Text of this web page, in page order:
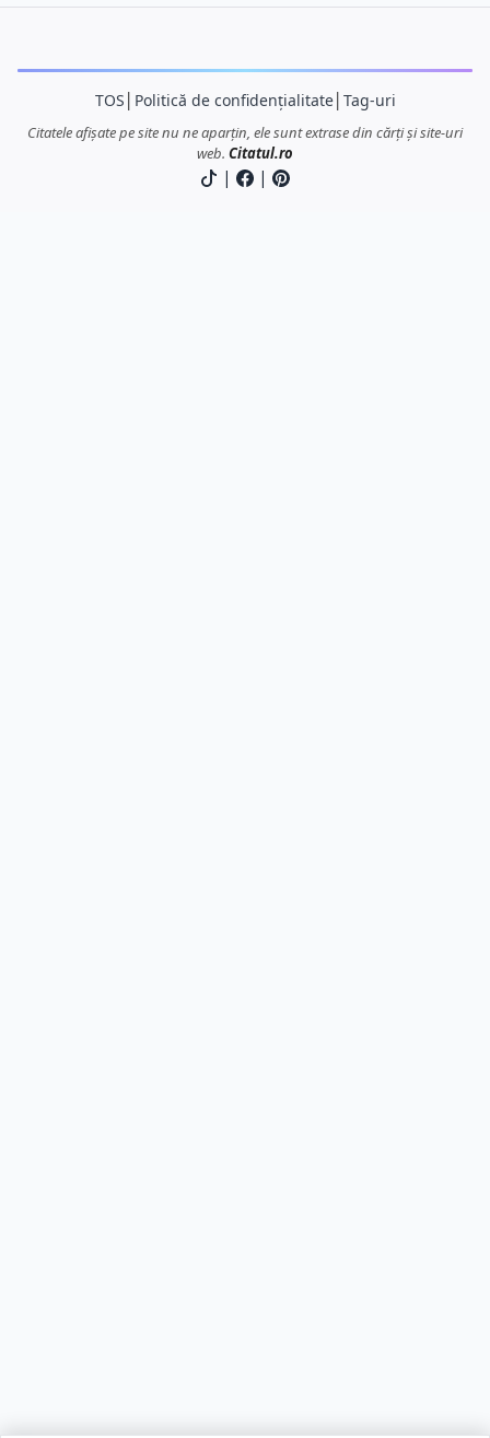
TOS Politică de confidențialitate│ Tag-uri
Citatele afișate pe site nu ne aparțin, ele sunt extrase din cărți și site-uri
web. Citatul.ro
| |